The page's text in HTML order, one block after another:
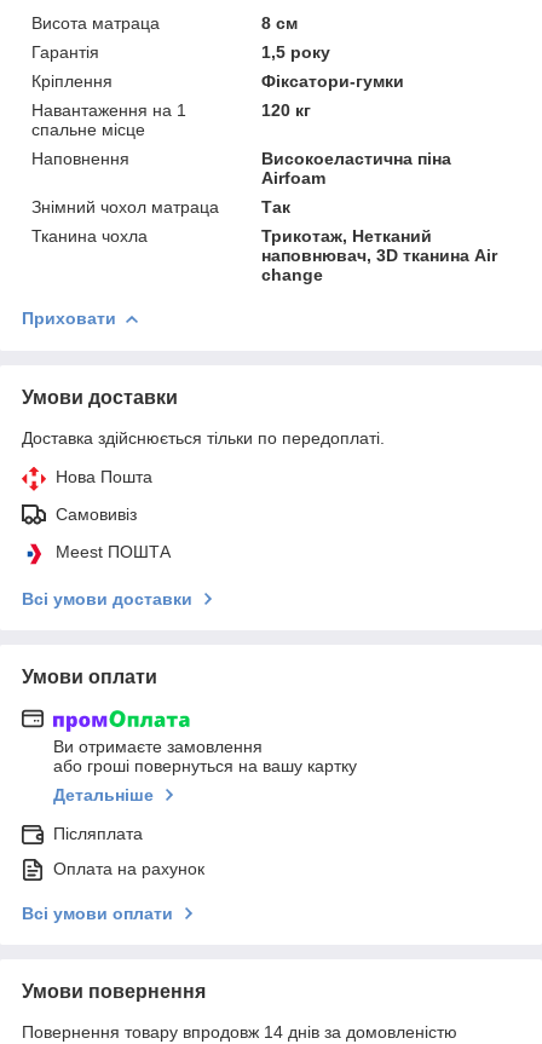
Висота матраца
8 см
Гарантія
1,5 року
Кріплення
Фіксатори-гумки
Навантаження на 1
спальне місце
120 кг
Наповнення
Високоеластична піна
Airfoam
Знімний чохол матраца
Так
Тканина чохла
Трикотаж, Нетканий
наповнювач, 3D тканина Air
change
Приховати
Умови доставки
Доставка здійснюється тільки по передоплаті.
Нова Пошта
Самовивіз
Meest ПОШТА
Всі умови доставки
Умови оплати
Ви отримаєте замовлення
або гроші повернуться на вашу картку
Детальніше
Післяплата
Оплата на рахунок
Всі умови оплати
Умови повернення
Повернення товару впродовж 14 днів за домовленістю